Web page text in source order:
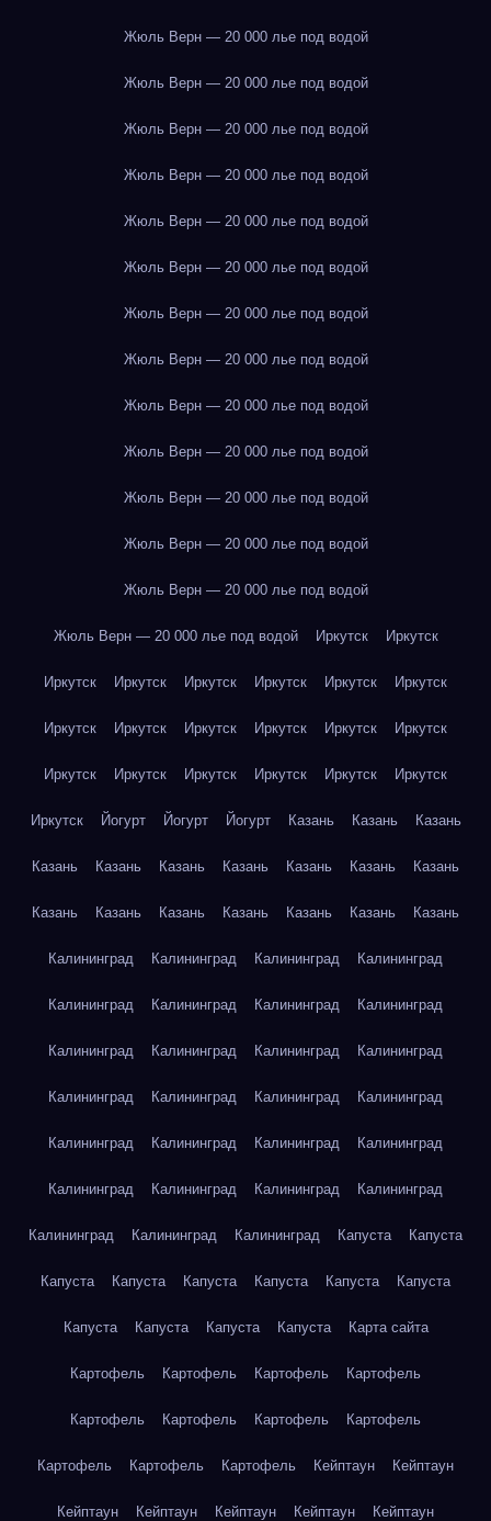
Жюль Верн — 20 000 лье под водой
Жюль Верн — 20 000 лье под водой
Жюль Верн — 20 000 лье под водой
Жюль Верн — 20 000 лье под водой
Жюль Верн — 20 000 лье под водой
Жюль Верн — 20 000 лье под водой
Жюль Верн — 20 000 лье под водой
Жюль Верн — 20 000 лье под водой
Жюль Верн — 20 000 лье под водой
Жюль Верн — 20 000 лье под водой
Жюль Верн — 20 000 лье под водой
Жюль Верн — 20 000 лье под водой
Жюль Верн — 20 000 лье под водой
Жюль Верн — 20 000 лье под водой Иркутск Иркутск
Иркутск Иркутск Иркутск Иркутск Иркутск Иркутск
Иркутск Иркутск Иркутск Иркутск Иркутск Иркутск
Иркутск Иркутск Иркутск Иркутск Иркутск Иркутск
Иркутск Йогурт Йогурт Йогурт Казань Казань Казань
Казань Казань Казань Казань Казань Казань Казань
Казань Казань Казань Казань Казань Казань Казань
Калининград Калининград Калининград Калининград
Калининград Калининград Калининград Калининград
Калининград Калининград Калининград Калининград
Калининград Калининград Калининград Калининград
Калининград Калининград Калининград Калининград
Калининград Калининград Калининград Калининград
Калининград Калининград Калининград Капуста Капуста
Капуста Капуста Капуста Капуста Капуста Капуста
Капуста Капуста Капуста Капуста Карта сайта
Картофель Картофель Картофель Картофель
Картофель Картофель Картофель Картофель
Картофель Картофель Картофель Кейптаун Кейптаун
Кейптаун Кейптаун Кейптаун Кейптаун Кейптаун